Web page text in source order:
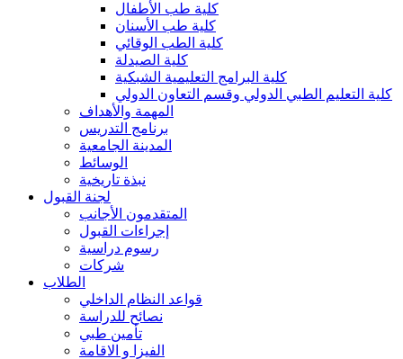
كلية طب الأطفال
كلية طب الأسنان
كلية الطب الوقائي
كلية الصيدلة
كلية البرامج التعليمية الشبكية
كلية التعليم الطبي الدولي وقسم التعاون الدولي
المهمة والأهداف
برنامج التدريس
المدينة الجامعية
الوسائط
نبذة تاريخية
لجنة القبول
المتقدمون الأجانب
إجراءات القبول
رسوم دراسية
شركات
الطلاب
قواعد النظام الداخلي
نصائح للدراسة
تأمين طبي
الفيزا و الاقامة